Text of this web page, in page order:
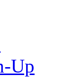
Up